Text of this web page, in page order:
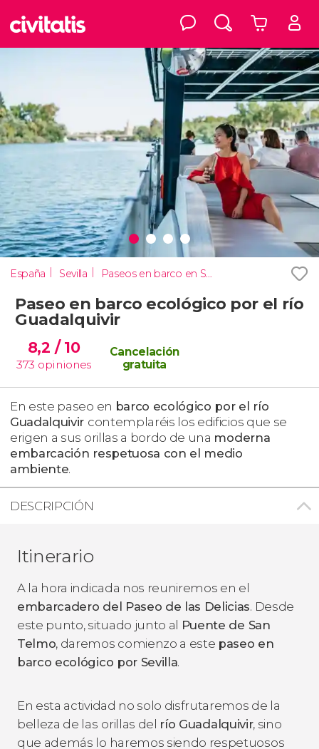
España Sevilla Paseos en barco en Sevilla
Paseo en barco ecológico por el río
Guadalquivir
8,2 / 10
373 opiniones
Cancelación
gratuita
En este paseo en barco ecológico por el río
Guadalquivir contemplaréis los edificios que se
erigen a sus orillas a bordo de una moderna
embarcación respetuosa con el medio
ambiente.
DESCRIPCIÓN
Itinerario
A la hora indicada nos reuniremos en el
embarcadero del Paseo de las Delicias. Desde
este punto, situado junto al Puente de San
Telmo, daremos comienzo a este paseo en
barco ecológico por Sevilla.
En esta actividad no solo disfrutaremos de la
belleza de las orillas del río Guadalquivir, sino
que además lo haremos siendo respetuosos